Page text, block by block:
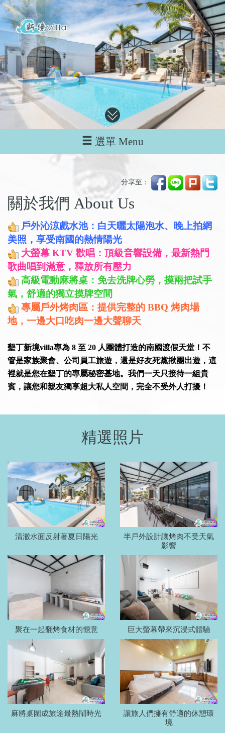
選單 Menu
分享至：
關於我們 About Us
戶外沁涼戲水池：白天曬太陽泡水、晚上拍網
美照，享受南國的熱情陽光
大螢幕 KTV 歡唱：頂級音響設備，最新熱門
歌曲唱到滿意，釋放所有壓力
高級電動麻將桌：免去洗牌心勞，摸兩把試手
氣，舒適的獨立摸牌空間
專屬戶外烤肉區：提供完整的 BBQ 烤肉場
地，一邊大口吃肉一邊大聲聊天
墾丁新境villa專為 8 至 20 人團體打造的南國渡假天堂！不
管是家族聚會、公司員工旅遊，還是好友死黨揪團出遊，這
裡就是您在墾丁的專屬秘密基地。我們一天只接待一組貴
賓，讓您和親友獨享超大私人空間，完全不受外人打擾！
精選照片
清澈水面反射著夏日陽光
半戶外設計讓烤肉不受天氣
影響
聚在一起翻烤食材的愜意 巨大螢幕帶來沉浸式體驗
麻將桌圍成旅途最熱鬧時光
讓旅人們擁有舒適的休憩環
境